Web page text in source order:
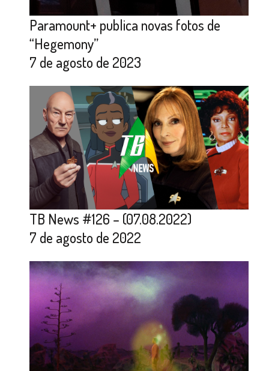
Paramount+ publica novas fotos de
“Hegemony”
7 de agosto de 2023
TB News #126 – (07.08.2022)
7 de agosto de 2022